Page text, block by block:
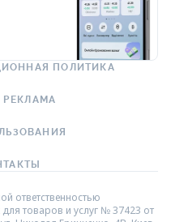
ПОЛИТИКА
РЕКЛАМА
ответственностью
товаров и услуг № 37423 от